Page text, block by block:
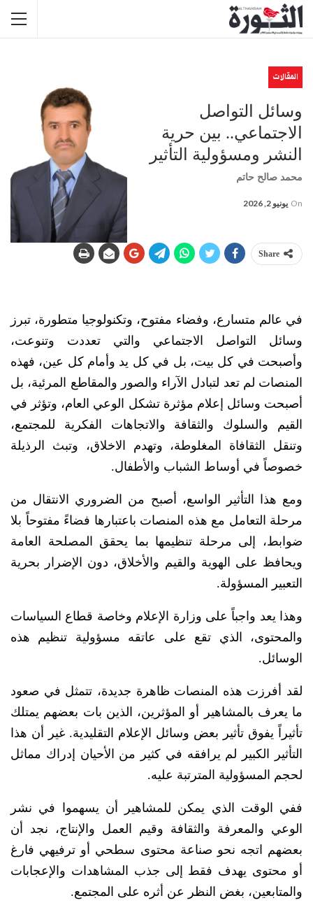
المقالات
وسائل التواصل
الاجتماعي.. بين حرية
النشر ومسؤولية التأثير
محمد صالح حاتم
On يونيو 2, 2026
Share
في عالم متسارع، وفضاء مفتوح، وتكنولوجيا متطورة، تبرز
وسائل التواصل الاجتماعي والتي تعددت وتنوعت،
وأصبحت في كل بيت، بل في كل يد وأمام كل عين، فهذه
المنصات لم تعد لتبادل الآراء والصور والمقاطع المرئية، بل
أصبحت وسائل إعلام مؤثرة تشكل الوعي العام، وتؤثر في
القيم والسلوك والثقافة والاتجاهات الفكرية للمجتمع،
وتنقل الثقافاة المغلوطة، وتهدم الاخلاق، وتبث الرذيلة
خصوصاً في أوساط الشباب والأطفال.
ومع هذا التأثير الواسع، أصبح من الضروري الانتقال من
مرحلة التعامل مع هذه المنصات باعتبارها فضاءً مفتوحاً بلا
ضوابط، إلى مرحلة تنظيمها بما يحقق المصلحة العامة
ويحافظ على الهوية والقيم والأخلاق، دون الإضرار بحرية
التعبير المسؤولة.
وهذا يعد واجباً على وزارة الإعلام وخاصة قطاع السياسات
والمحتوى، الذي تقع على عاتقه مسؤولية تنظيم هذه
الوسائل.
لقد أفرزت هذه المنصات ظاهرة جديدة، تتمثل في صعود
ما يعرف بالمشاهير أو المؤثرين، الذين بات بعضهم يمتلك
تأثيراً يفوق تأثير بعض وسائل الإعلام التقليدية. غير أن هذا
التأثير الكبير لم يرافقه في كثير من الأحيان إدراك مماثل
لحجم المسؤولية المترتبة عليه.
ففي الوقت الذي يمكن للمشاهير أن يسهموا في نشر
الوعي والمعرفة والثقافة وقيم العمل والإنتاج، نجد أن
بعضهم اتجه نحو صناعة محتوى سطحي أو ترفيهي فارغ
أو محتوى يهدف فقط إلى جذب المشاهدات والإعجابات
والمتابعين، بغض النظر عن أثره على المجتمع.